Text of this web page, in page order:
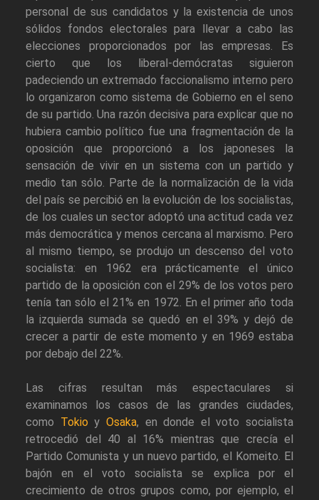
personal de sus candidatos y la existencia de unos
sólidos fondos electorales para llevar a cabo las
elecciones proporcionados por las empresas. Es
cierto que los liberal-demócratas siguieron
padeciendo un extremado faccionalismo interno pero
lo organizaron como sistema de Gobierno en el seno
de su partido. Una razón decisiva para explicar que no
hubiera cambio político fue una fragmentación de la
oposición que proporcionó a los japoneses la
sensación de vivir en un sistema con un partido y
medio tan sólo. Parte de la normalización de la vida
del país se percibió en la evolución de los socialistas,
de los cuales un sector adoptó una actitud cada vez
más democrática y menos cercana al marxismo. Pero
al mismo tiempo, se produjo un descenso del voto
socialista: en 1962 era prácticamente el único
partido de la oposición con el 29% de los votos pero
tenía tan sólo el 21% en 1972. En el primer año toda
la izquierda sumada se quedó en el 39% y dejó de
crecer a partir de este momento y en 1969 estaba
por debajo del 22%.
Las cifras resultan más espectaculares si
examinamos los casos de las grandes ciudades,
como Tokio y Osaka, en donde el voto socialista
retrocedió del 40 al 16% mientras que crecía el
Partido Comunista y un nuevo partido, el Komeito. El
bajón en el voto socialista se explica por el
crecimiento de otros grupos como, por ejemplo, el